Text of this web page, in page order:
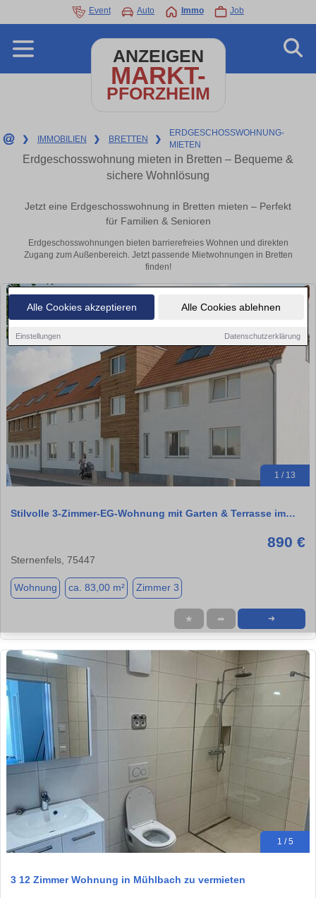
Alle Cookies akzeptieren Alle Cookies ablehnen
Einstellungen Datenschutzerklärung
Event Auto Immo Job
ANZEIGEN
MARKT-
PFORZHEIM
❯ IMMOBILIEN ❯ BRETTEN ❯
ERDGESCHOSSWOHNUNG-
MIETEN
Erdgeschosswohnung mieten in Bretten – Bequeme &
sichere Wohnlösung
Jetzt eine Erdgeschosswohnung in Bretten mieten – Perfekt
für Familien & Senioren
Erdgeschosswohnungen bieten barrierefreies Wohnen und direkten
Zugang zum Außenbereich. Jetzt passende Mietwohnungen in Bretten
finden!
1 / 13
Stilvolle 3-Zimmer-EG-Wohnung mit Garten & Terrasse im…
890 €
Sternenfels, 75447
Wohnung ca. 83,00 m² Zimmer 3
★ ➦ ➜
1 / 5
3 12 Zimmer Wohnung in Mühlbach zu vermieten